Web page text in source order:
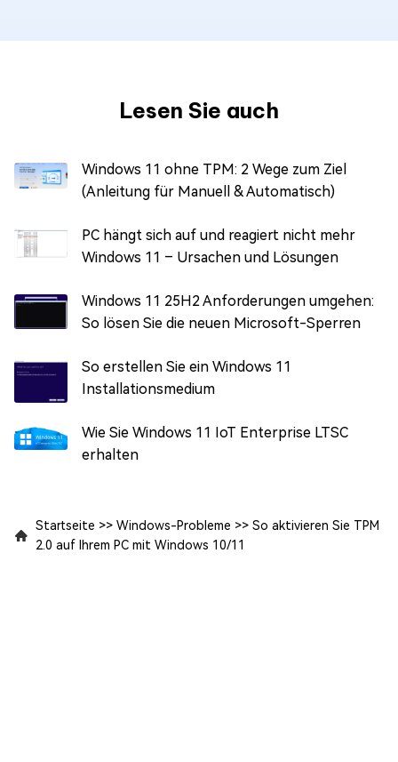
Lesen Sie auch
Windows 11 ohne TPM: 2 Wege zum Ziel
(Anleitung für Manuell & Automatisch)
PC hängt sich auf und reagiert nicht mehr
Windows 11 – Ursachen und Lösungen
Windows 11 25H2 Anforderungen umgehen:
So lösen Sie die neuen Microsoft-Sperren
So erstellen Sie ein Windows 11
Installationsmedium
Wie Sie Windows 11 IoT Enterprise LTSC
erhalten
Startseite >> Windows-Probleme >> So aktivieren Sie TPM
2.0 auf Ihrem PC mit Windows 10/11